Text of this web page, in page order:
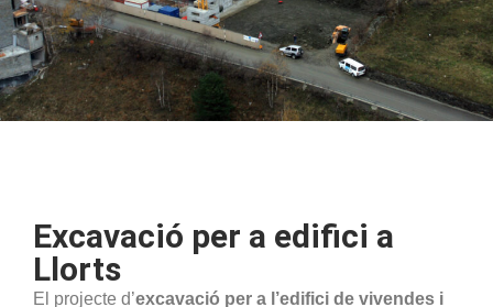
Excavació per a edifici a
Llorts
El projecte d’excavació per a l’edifici de vivendes i